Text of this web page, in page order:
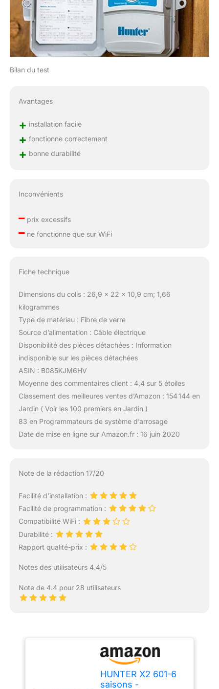
Bilan du test
Avantages
+ installation facile
+ fonctionne correctement
+ bonne durabilité
Inconvénients
–prix excessifs
–ne fonctionne que sur WiFi
Fiche technique
Dimensions du colis : 26,9 x 22 x 10,9 cm; 1,66
kilogrammes
Type de matériau : Fibre de verre
Source d’alimentation : Câble électrique
Disponibilité des pièces détachées : Information
indisponible sur les pièces détachées
ASIN : B085KJM6HV
Moyenne des commentaires client : 4,4 sur 5 étoiles
Classement des meilleures ventes d’Amazon : 154 144 en
Jardin ( Voir les 100 premiers en Jardin )
83 en Programmateurs de système d’arrosage
Date de mise en ligne sur Amazon.fr : 16 juin 2020
Note de la rédaction 17/20
Facilité d’installation :
Facilité de programmation :
Compatibilité WiFi :
Durabilité :
Rapport qualité-prix :
Notes des utilisateurs 4.4/5
Note de 4.4 pour 28 utilisateurs
HUNTER X2 601-6
saisons -